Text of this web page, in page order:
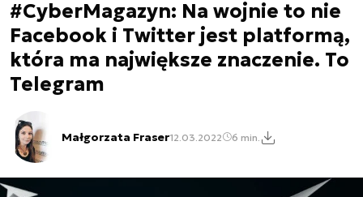
#CyberMagazyn: Na wojnie to nie
Facebook i Twitter jest platformą,
która ma największe znaczenie. To
Telegram
Małgorzata Fraser12.03.2022 6 min.